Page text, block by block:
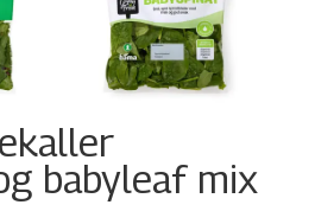
babyleaf mix